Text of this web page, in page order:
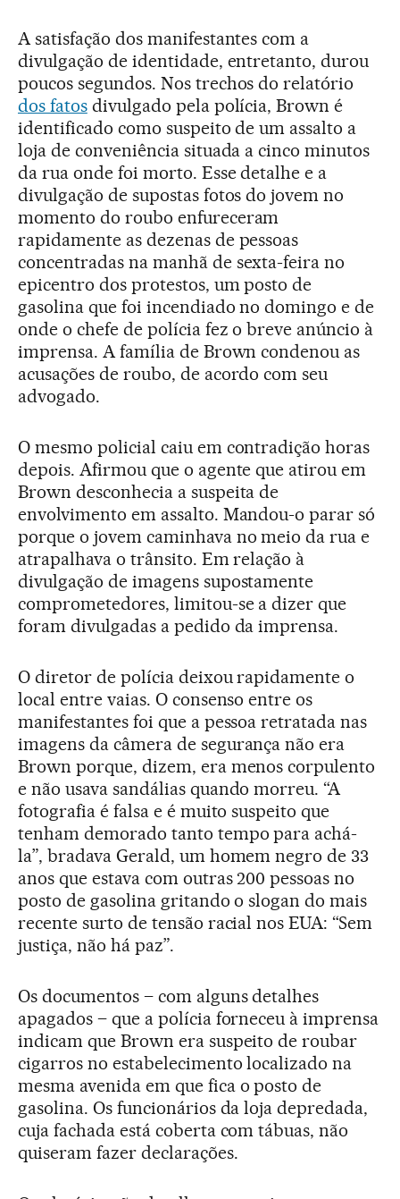
A satisfação dos manifestantes com a
divulgação de identidade, entretanto, durou
poucos segundos. Nos trechos do relatório
dos fatosdivulgado pela polícia, Brown é
identificado como suspeito de um assalto a
loja de conveniência situada a cinco minutos
da rua onde foi morto. Esse detalhe e a
divulgação de supostas fotos do jovem no
momento do roubo enfureceram
rapidamente as dezenas de pessoas
concentradas na manhã de sexta-feira no
epicentro dos protestos, um posto de
gasolina que foi incendiado no domingo e de
onde o chefe de polícia fez o breve anúncio à
imprensa. A família de Brown condenou as
acusações de roubo, de acordo com seu
advogado.
O mesmo policial caiu em contradição horas
depois. Afirmou que o agente que atirou em
Brown desconhecia a suspeita de
envolvimento em assalto. Mandou-o parar só
porque o jovem caminhava no meio da rua e
atrapalhava o trânsito. Em relação à
divulgação de imagens supostamente
comprometedores, limitou-se a dizer que
foram divulgadas a pedido da imprensa.
O diretor de polícia deixou rapidamente o
local entre vaias. O consenso entre os
manifestantes foi que a pessoa retratada nas
imagens da câmera de segurança não era
Brown porque, dizem, era menos corpulento
e não usava sandálias quando morreu. “A
fotografia é falsa e é muito suspeito que
tenham demorado tanto tempo para achá-
la”, bradava Gerald, um homem negro de 33
anos que estava com outras 200 pessoas no
posto de gasolina gritando o slogan do mais
recente surto de tensão racial nos EUA: “Sem
justiça, não há paz”.
Os documentos – com alguns detalhes
apagados – que a polícia forneceu à imprensa
indicam que Brown era suspeito de roubar
cigarros no estabelecimento localizado na
mesma avenida em que fica o posto de
gasolina. Os funcionários da loja depredada,
cuja fachada está coberta com tábuas, não
quiseram fazer declarações.